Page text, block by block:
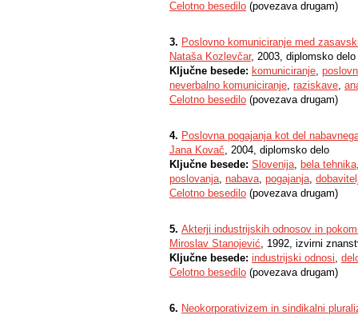
Celotno besedilo (povezava drugam)
3. Poslovno komuniciranje med
Nataša Kozlevčar, 2003, diplomsko delo
Ključne besede: komuniciranje,
neverbalno komuniciranje, raziskave,
Celotno besedilo (povezava drugam)
4. Poslovna pogajanja kot del
Jana Kovač, 2004, diplomsko delo
Ključne besede: Slovenija, bela tehnika
poslovanja, nabava, pogajanja,
Celotno besedilo (povezava drugam)
5. Akterji industrijskih odnosov in
Miroslav Stanojević, 1992, izvirni
Ključne besede: industrijski odnosi,
Celotno besedilo (povezava drugam)
6. Neokorporativizem in sindikalni